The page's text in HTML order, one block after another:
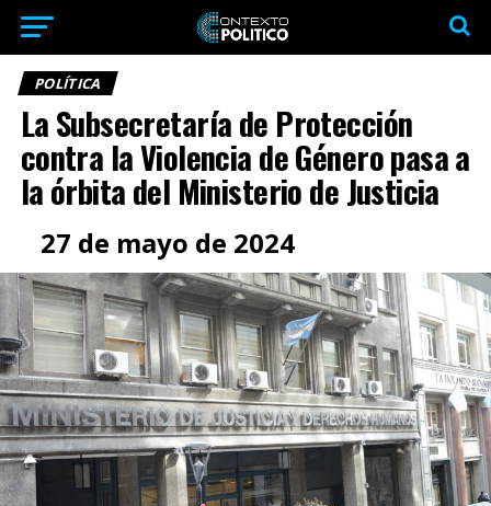
POLÍTICA
La Subsecretaría de Protección
contra la Violencia de Género pasa a
la órbita del Ministerio de Justicia
27 de mayo de 2024